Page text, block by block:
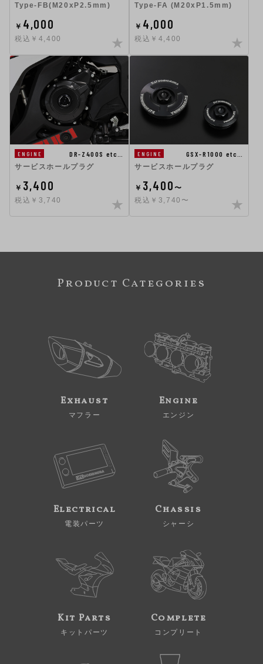
Type-FB(M20xP2.5mm)
￥ 4,000
税込￥4,400
Type-FA (M20xP1.5mm)
￥ 4,000
税込￥4,400
ENGINE
DR-Z400S etc…
サービスホールプラグ
￥ 3,400
税込￥3,740
ENGINE
GSX-R1000 etc…
サービスホールプラグ
￥ 3,400〜
税込￥3,740〜
Product Categories
Exhaust
マフラー
Engine
エンジン
Electrical
電装パーツ
Chassis
シャーシ
Kit Parts
キットパーツ
Complete
コンプリート